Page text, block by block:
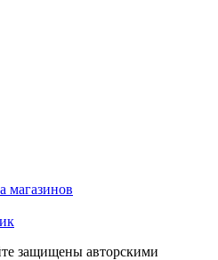
магазинов
защищены авторскими